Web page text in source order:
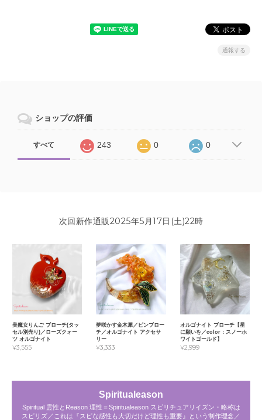
通報する
ショップの評価
すべて 243 0 0
次回新作通販2025年5月17日(土)22時
美魔女りんご ブローチ(タッ
セル別売り)／ローズクォー
ツ オルゴナイト
¥3,555
夢咲かす金木犀／ピンブロー
チ／オルゴナイト アクセサ
リー
¥3,333
オルゴナイト ブローチ【星
に願いを／color：スノーホ
ワイトゴールド】
¥2,999
Spiritualeason
Spiritual 霊性とReason 理性＝Spiritualeason スピリチュアリイズン・略称は
スピリズ／これは『スピな感性も大切だけど理性も重要』という制作理念／